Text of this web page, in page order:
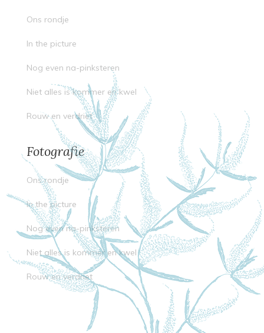
Ons rondje
In the picture
Nog even na-pinksteren
Niet alles is kommer en kwel
Rouw en verdriet
Fotografie
Ons rondje
In the picture
Nog even na-pinksteren
Niet alles is kommer en kwel
Rouw en verdriet